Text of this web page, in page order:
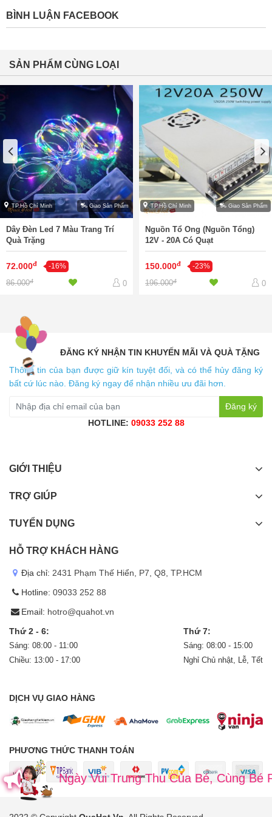
BÌNH LUẬN FACEBOOK
SẢN PHẨM CÙNG LOẠI
TP.Hồ Chí Minh Giao Sản Phẩm
Dây Đèn Led 7 Màu Trang Trí
Quà Trặng
72.000đ -16%
86.000đ 0
TP.Hồ Chí Minh Giao Sản Phẩm
Nguồn Tổ Ong (Nguồn Tổng)
12V - 20A Có Quạt
150.000đ -23%
196.000đ 0
ĐĂNG KÝ NHẬN TIN KHUYẾN MÃI VÀ QUÀ TẶNG
Thông tin của bạn được giữ kín tuyệt đối, và có thể hủy đăng ký
bất cứ lúc nào. Đăng ký ngay để nhận nhiều ưu đãi hơn.
Đăng ký
HOTLINE: 09033 252 88
GIỚI THIỆU
TRỢ GIÚP
TUYỂN DỤNG
HỖ TRỢ KHÁCH HÀNG
Địa chỉ: 2431 Phạm Thế Hiển, P7, Q8, TP.HCM
Hotline: 09033 252 88
Email: hotro@quahot.vn
Thứ 2 - 6:
Sáng: 08:00 - 11:00
Chiều: 13:00 - 17:00
Thứ 7:
Sáng: 08:00 - 15:00
Nghỉ Chủ nhật, Lễ, Tết
DỊCH VỤ GIAO HÀNG
PHƯƠNG THỨC THANH TOÁN
Ngày Vui Trung Thu Của Bé, Cùng Bé Rước